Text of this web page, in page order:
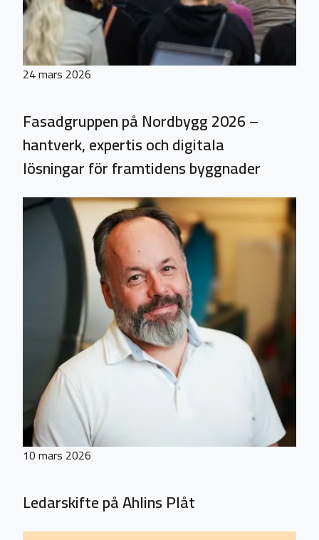
24 mars 2026
Fasadgruppen på Nordbygg 2026 –
hantverk, expertis och digitala
lösningar för framtidens byggnader
10 mars 2026
Ledarskifte på Ahlins Plåt